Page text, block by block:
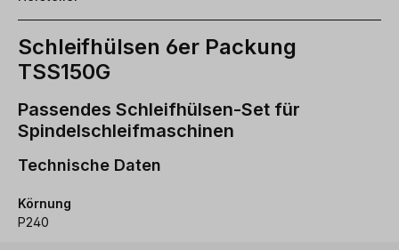
Schleifhülsen 6er Packung
TSS150G
Passendes Schleifhülsen-Set für
Spindelschleifmaschinen
Technische Daten
Körnung
P240